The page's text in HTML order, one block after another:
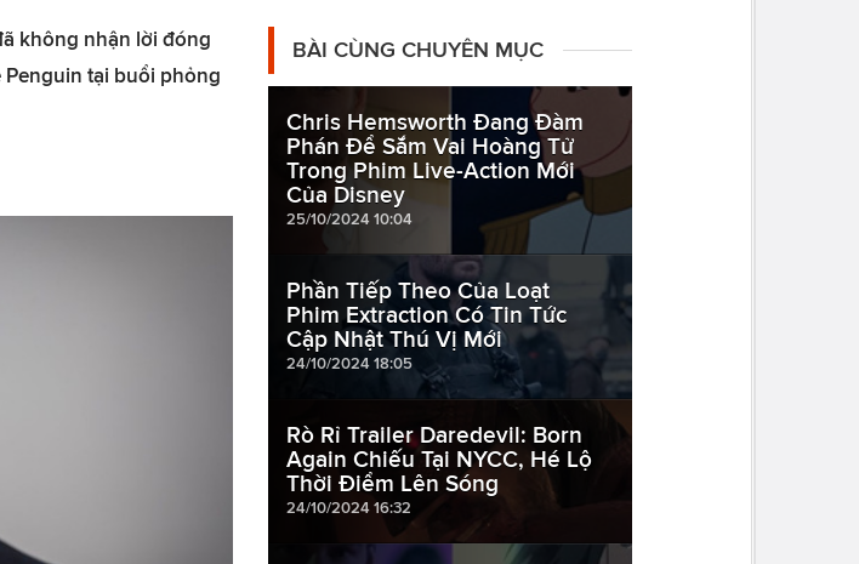
không nhận lời đóng
Penguin tại buổi phỏng
BÀI CÙNG CHUYÊN MỤC
Chris Hemsworth Đang Đàm
Phán Để Sắm Vai Hoàng Tử
Trong Phim Live-Action Mới
Của Disney
25/10/2024 10:04
Phần Tiếp Theo Của Loạt
Phim Extraction Có Tin Tức
Cập Nhật Thú Vị Mới
24/10/2024 18:05
Rò Rỉ Trailer Daredevil: Born
Again Chiếu Tại NYCC, Hé Lộ
Thời Điểm Lên Sóng
24/10/2024 16:32